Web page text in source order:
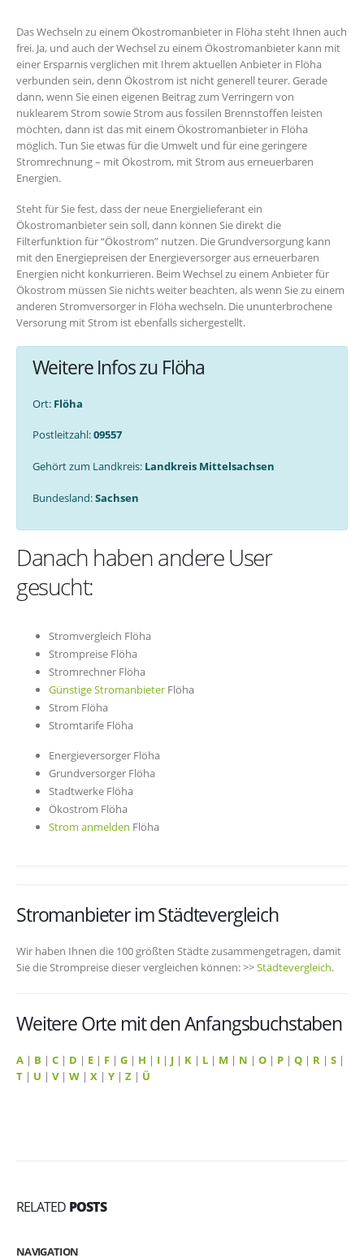
Das Wechseln zu einem Ökostromanbieter in Flöha steht Ihnen auch
frei. Ja, und auch der Wechsel zu einem Ökostromanbieter kann mit
einer Ersparnis verglichen mit Ihrem aktuellen Anbieter in Flöha
verbunden sein, denn Ökostrom ist nicht generell teurer. Gerade
dann, wenn Sie einen eigenen Beitrag zum Verringern von
nuklearem Strom sowie Strom aus fossilen Brennstoffen leisten
möchten, dann ist das mit einem Ökostromanbieter in Flöha
möglich. Tun Sie etwas für die Umwelt und für eine geringere
Stromrechnung – mit Ökostrom, mit Strom aus erneuerbaren
Energien.
Steht für Sie fest, dass der neue Energielieferant ein
Ökostromanbieter sein soll, dann können Sie direkt die
Filterfunktion für “Ökostrom” nutzen. Die Grundversorgung kann
mit den Energiepreisen der Energieversorger aus erneuerbaren
Energien nicht konkurrieren. Beim Wechsel zu einem Anbieter für
Ökostrom müssen Sie nichts weiter beachten, als wenn Sie zu einem
anderen Stromversorger in Flöha wechseln. Die ununterbrochene
Versorung mit Strom ist ebenfalls sichergestellt.
Weitere Infos zu Flöha
Ort: Flöha
Postleitzahl:09557
Gehört zum Landkreis: Landkreis Mittelsachsen
Bundesland:Sachsen
Danach haben andere User
gesucht:
Stromvergleich Flöha
Strompreise Flöha
Stromrechner Flöha
Günstige Stromanbieter Flöha
Strom Flöha
Stromtarife Flöha
Energieversorger Flöha
Grundversorger Flöha
Stadtwerke Flöha
Ökostrom Flöha
Strom anmelden Flöha
Stromanbieter im Städtevergleich
Wir haben Ihnen die 100 größten Städte zusammengetragen, damit
Sie die Strompreise dieser vergleichen können: >>Städtevergleich.
Weitere Orte mit den Anfangsbuchstaben
A | B | C | D | E | F | G | H | I | J | K | L | M | N | O | P | Q | R | S |
T | U | V| W | X | Y | Z | Ü
RELATED POSTS
NAVIGATION